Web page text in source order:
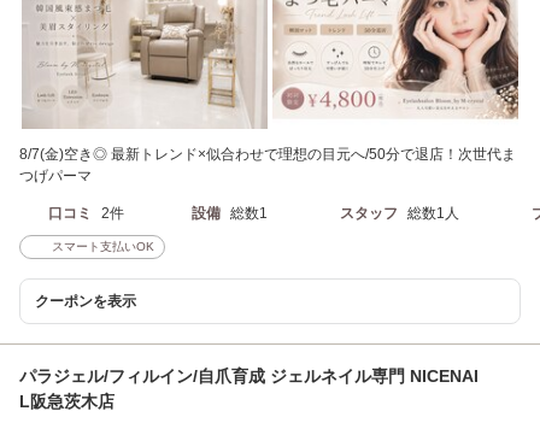
8/7(金)空き◎ 最新トレンド×似合わせで理想の目元へ/50分で退店！次世代ま
つげパーマ
口コミ 2件 設備 総数1 スタッフ 総数1人
スマート支払いOK
クーポンを表示
パラジェル/フィルイン/自爪育成 ジェルネイル専門 NICENAI
L阪急茨木店